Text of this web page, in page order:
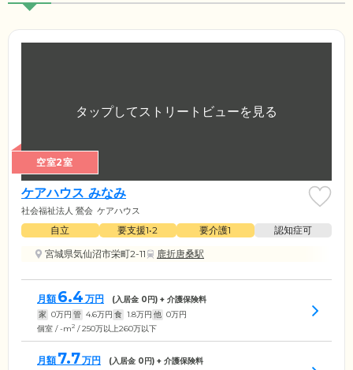
空室2室
ケアハウス みなみ
社会福祉法人 鶯会 ケアハウス
自立 要支援1•2 要介護1
認知症可
宮城県気仙沼市栄町2-11
鹿折唐桑駅
月額 6.4 万円 (入居金 0円) + 介護保険料
家 0万円 管 4.6万円 食 1.8万円 他 0万円
個室 / -m2 / 250万以上260万以下
月額 7.7万円 (入居金 0円) + 介護保険料